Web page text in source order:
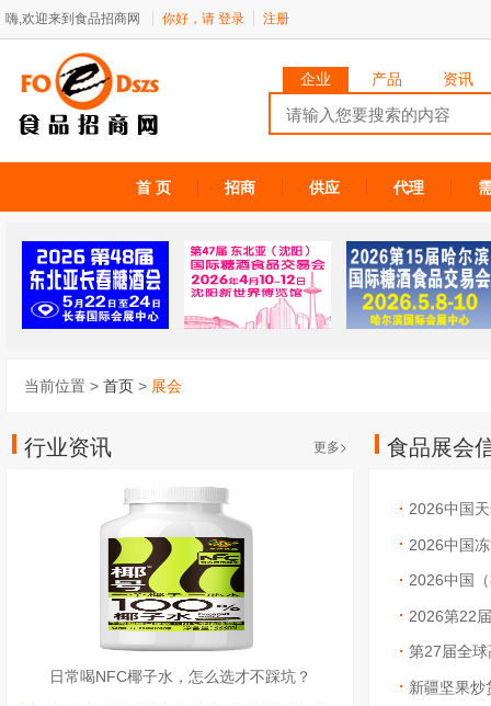
嗨,欢迎来到食品招商网 你好，请 登录 注册
企业 产品 资讯
首 页 招商 供应 代理
当前位置 > 首页 > 展会
食品展会
2026中国
2026中国
品博览会（
2026中国
2026第22
展）
第27届全
展）
新疆坚果炒
行业资讯 更多>
日常喝NFC椰子水，怎么选才不踩坑？